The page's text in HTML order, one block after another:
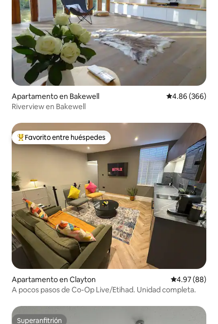
Apartamento en Bakewell Calificación
4.86 (366)
Riverview en Bakewell
Favorito entre huéspedes preferido
Favorito entre huéspedes
Apartamento en Clayton Calificación
4.97 (88)
A pocos pasos de Co-Op Live/Etihad. Unidad completa.
Superanfitrión